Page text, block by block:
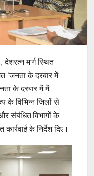
मार्ग स्थित
‘जनता के दरबार में
के दरबार में में
के विभिन्न जिलों से
संबंधित विभागों के
के निर्देश दिए।